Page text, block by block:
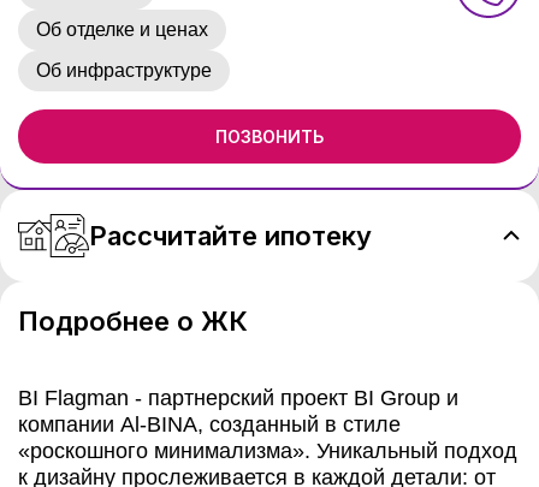
Об отделке и ценах
Об инфраструктуре
ПОЗВОНИТЬ
Рассчитайте ипотеку
Подробнее о ЖК
BI Flagman - партнерский проект BI Group и
компании Al-BINA, созданный в стиле
«роскошного минимализма». Уникальный подход
к дизайну прослеживается в каждой детали: от